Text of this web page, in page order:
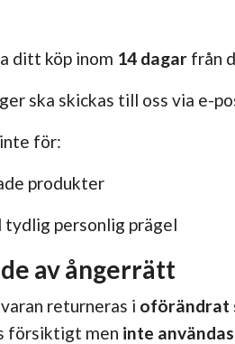
ditt köp inom 14 dagar från
ska skickas till oss via e-
för:
produkter
personlig prägel
av ångerrätt
returneras i oförändrat
försiktigt men inte